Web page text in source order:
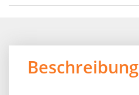
Beschreibung